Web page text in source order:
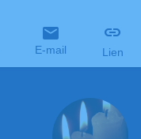
E-mail Lien